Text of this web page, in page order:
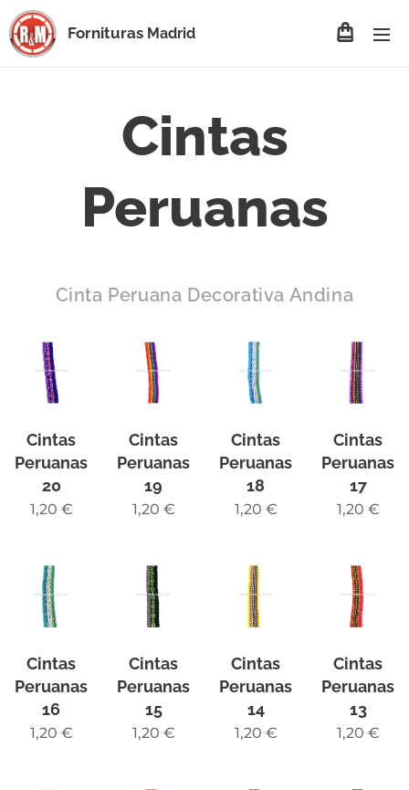
Fornituras Madrid
Cintas
Peruanas
Cinta Peruana Decorativa Andina
Cintas
Peruanas
20
1,20 €
Cintas
Peruanas
19
1,20 €
Cintas
Peruanas
18
1,20 €
Cintas
Peruanas
17
1,20 €
Cintas
Peruanas
16
1,20 €
Cintas
Peruanas
15
1,20 €
Cintas
Peruanas
14
1,20 €
Cintas
Peruanas
13
1,20 €